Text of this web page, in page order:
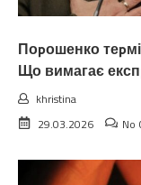
Поpошенко
Що вимагає
khristina
29.03.2026
No